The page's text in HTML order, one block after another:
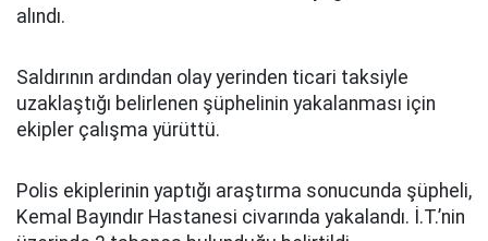
alındı.
Saldırının ardından olay yerinden ticari taksiyle
uzaklaştığı belirlenen şüphelinin yakalanması için
ekipler çalışma yürüttü.
Polis ekiplerinin yaptığı araştırma sonucunda şüpheli,
Kemal Bayındır Hastanesi civarında yakalandı. İ.T.’nin